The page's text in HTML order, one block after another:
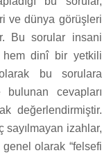
ve dünya görüşleri
Bu sorular insani
hem dinî bir yetkili
olarak bu sorulara
cevapları
değerlendirmiştir.
sayılmayan izahlar,
olarak “felsefi